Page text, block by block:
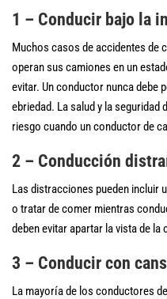
1 – Conducir bajo la
Muchos casos de accidentes de
operan sus camiones en un
evitar. Un conductor nunca debe
ebriedad. La salud y la seguridad
riesgo cuando un conductor de
2 – Conducción
Las distracciones pueden incluir
o tratar de comer mientras
deben evitar apartar la vista de
3 – Conducir con
La mayoría de los conductores